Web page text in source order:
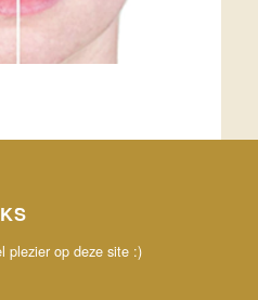
plezier op deze site :)